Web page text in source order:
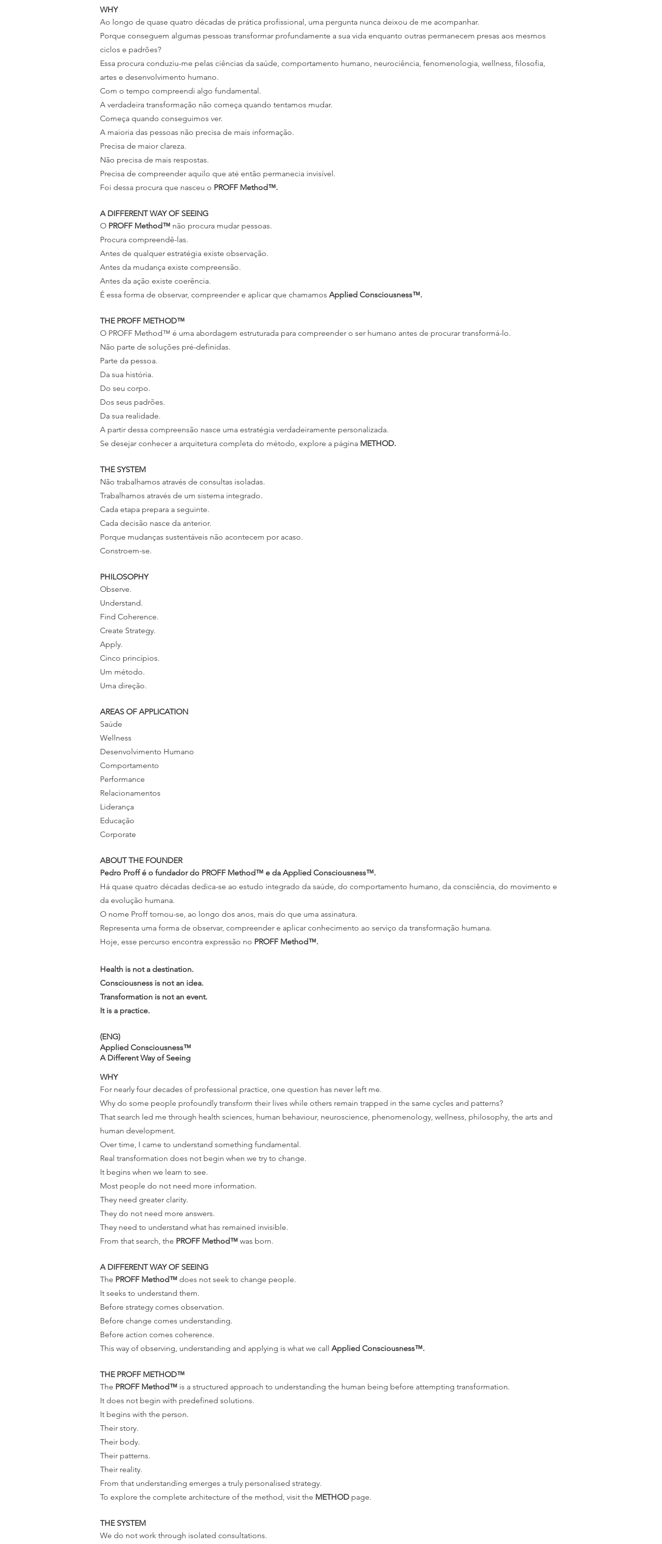
WHY
Ao longo de quase quatro décadas de prática profissional, uma pergunta nunca deixou de me acompanhar.
Porque conseguem algumas pessoas transformar profundamente a sua vida enquanto outras permanecem presas aos mesmos
ciclos e padrões?
Essa procura conduziu-me pelas ciências da saúde, comportamento humano, neurociência, fenomenologia, wellness, filosofia,
artes e desenvolvimento humano.
Com o tempo compreendi algo fundamental.
A verdadeira transformação não começa quando tentamos mudar.
Começa quando conseguimos ver.
A maioria das pessoas não precisa de mais informação.
Precisa de maior clareza.
Não precisa de mais respostas.
Precisa de compreender aquilo que até então permanecia invisível.
Foi dessa procura que nasceu o PROFF Method™.
A DIFFERENT WAY OF SEEING
O PROFF Method™ não procura mudar pessoas.
Procura compreendê-las.
Antes de qualquer estratégia existe observação.
Antes da mudança existe compreensão.
Antes da ação existe coerência.
É essa forma de observar, compreender e aplicar que chamamos Applied Consciousness™.
THE PROFF METHOD™
O PROFF Method™ é uma abordagem estruturada para compreender o ser humano antes de procurar transformá-lo.
Não parte de soluções pré-definidas.
Parte da pessoa.
Da sua história.
Do seu corpo.
Dos seus padrões.
Da sua realidade.
A partir dessa compreensão nasce uma estratégia verdadeiramente personalizada.
Se desejar conhecer a arquitetura completa do método, explore a página METHOD.
THE SYSTEM
Não trabalhamos através de consultas isoladas.
Trabalhamos através de um sistema integrado.
Cada etapa prepara a seguinte.
Cada decisão nasce da anterior.
Porque mudanças sustentáveis não acontecem por acaso.
Constroem-se.
PHILOSOPHY
Observe.
Understand.
Find Coherence.
Create Strategy.
Apply.
Cinco princípios.
Um método.
Uma direção.
AREAS OF APPLICATION
Saúde
Wellness
Desenvolvimento Humano
Comportamento
Performance
Relacionamentos
Liderança
Educação
Corporate
ABOUT THE FOUNDER
Pedro Proff é o fundador do PROFF Method™ e da Applied Consciousness™.
Há quase quatro décadas dedica-se ao estudo integrado da saúde, do comportamento humano, da consciência, do movimento e
da evolução humana.
O nome Proff tornou-se, ao longo dos anos, mais do que uma assinatura.
Representa uma forma de observar, compreender e aplicar conhecimento ao serviço da transformação humana.
Hoje, esse percurso encontra expressão no PROFF Method™.
Health is not a destination.
Consciousness is not an idea.
Transformation is not an event.
It is a practice.
(ENG)
Applied Consciousness™
A Different Way of Seeing
WHY
For nearly four decades of professional practice, one question has never left me.
Why do some people profoundly transform their lives while others remain trapped in the same cycles and patterns?
That search led me through health sciences, human behaviour, neuroscience, phenomenology, wellness, philosophy, the arts and
human development.
Over time, I came to understand something fundamental.
Real transformation does not begin when we try to change.
It begins when we learn to see.
Most people do not need more information.
They need greater clarity.
They do not need more answers.
They need to understand what has remained invisible.
From that search, the PROFF Method™ was born.
A DIFFERENT WAY OF SEEING
The PROFF Method™ does not seek to change people.
It seeks to understand them.
Before strategy comes observation.
Before change comes understanding.
Before action comes coherence.
This way of observing, understanding and applying is what we call Applied Consciousness™.
THE PROFF METHOD™
The PROFF Method™ is a structured approach to understanding the human being before attempting transformation.
It does not begin with predefined solutions.
It begins with the person.
Their story.
Their body.
Their patterns.
Their reality.
From that understanding emerges a truly personalised strategy.
To explore the complete architecture of the method, visit the METHOD page.
THE SYSTEM
We do not work through isolated consultations.